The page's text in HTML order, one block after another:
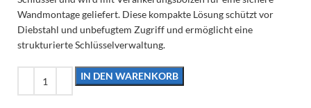
Wandmontage geliefert. Diese kompakte Lösung schützt vor
Diebstahl und unbefugtem Zugriff und ermöglicht eine
strukturierte Schlüsselverwaltung.
IN DEN WARENKORB